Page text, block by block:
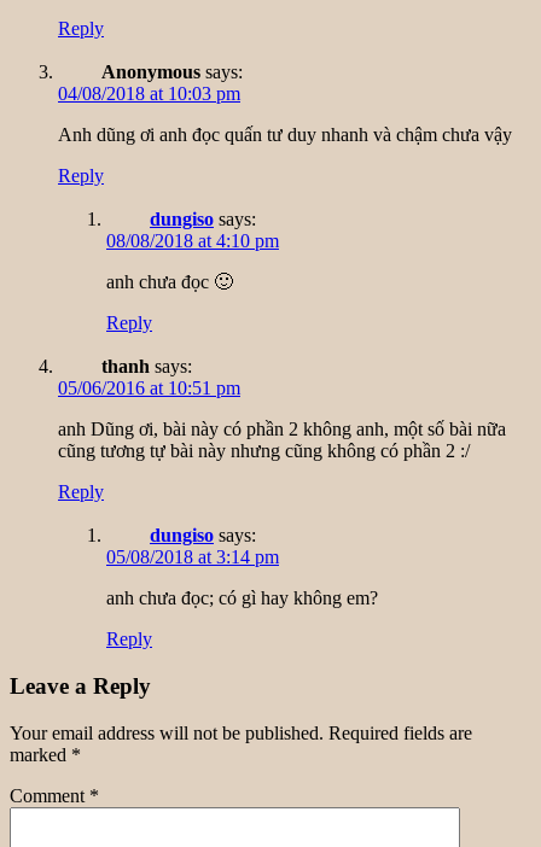
Reply
Anonymous says:
04/08/2018 at 10:03 pm
Anh dũng ơi anh đọc quấn tư duy nhanh và chậm chưa vậy
Reply
dungiso says:
08/08/2018 at 4:10 pm
anh chưa đọc 🙂
Reply
thanh says:
05/06/2016 at 10:51 pm
anh Dũng ơi, bài này có phần 2 không anh, một số bài nữa
cũng tương tự bài này nhưng cũng không có phần 2 :/
Reply
dungiso says:
05/08/2018 at 3:14 pm
anh chưa đọc; có gì hay không em?
Reply
Leave a Reply
Your email address will not be published. Required fields are
marked *
Comment *